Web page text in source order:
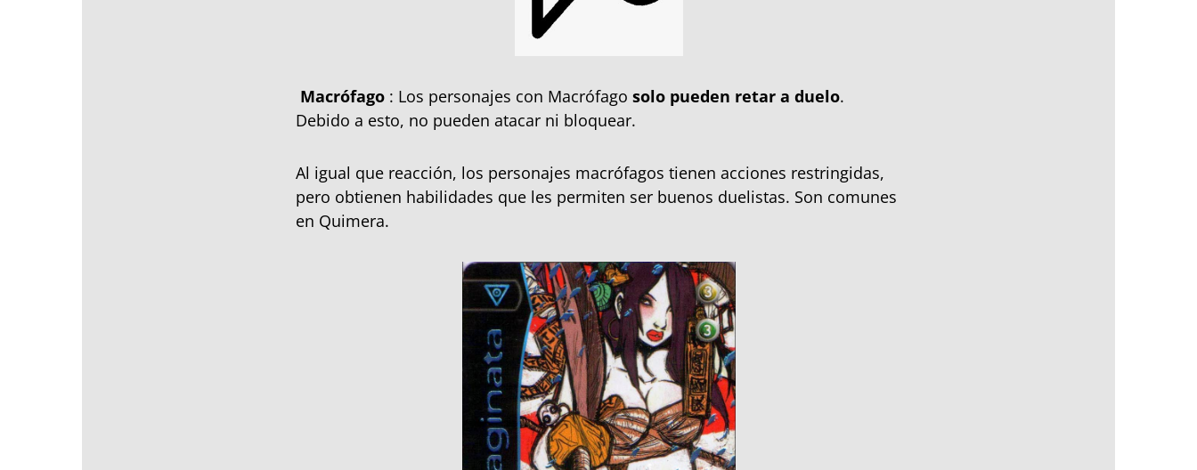
Macrófago : Los personajes con Macrófago solo pueden retar a duelo.
Debido a esto, no pueden atacar ni bloquear.
Al igual que reacción, los personajes macrófagos tienen acciones restringidas,
pero obtienen habilidades que les permiten ser buenos duelistas. Son comunes
en Quimera.